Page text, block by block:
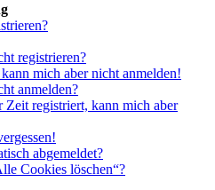
registrieren?
mich aber nicht anmelden!
anmelden?
registriert, kann mich aber
abgemeldet?
Cookies löschen“?